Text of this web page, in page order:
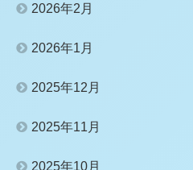
2026年2月
2026年1月
2025年12月
2025年11月
2025年10月